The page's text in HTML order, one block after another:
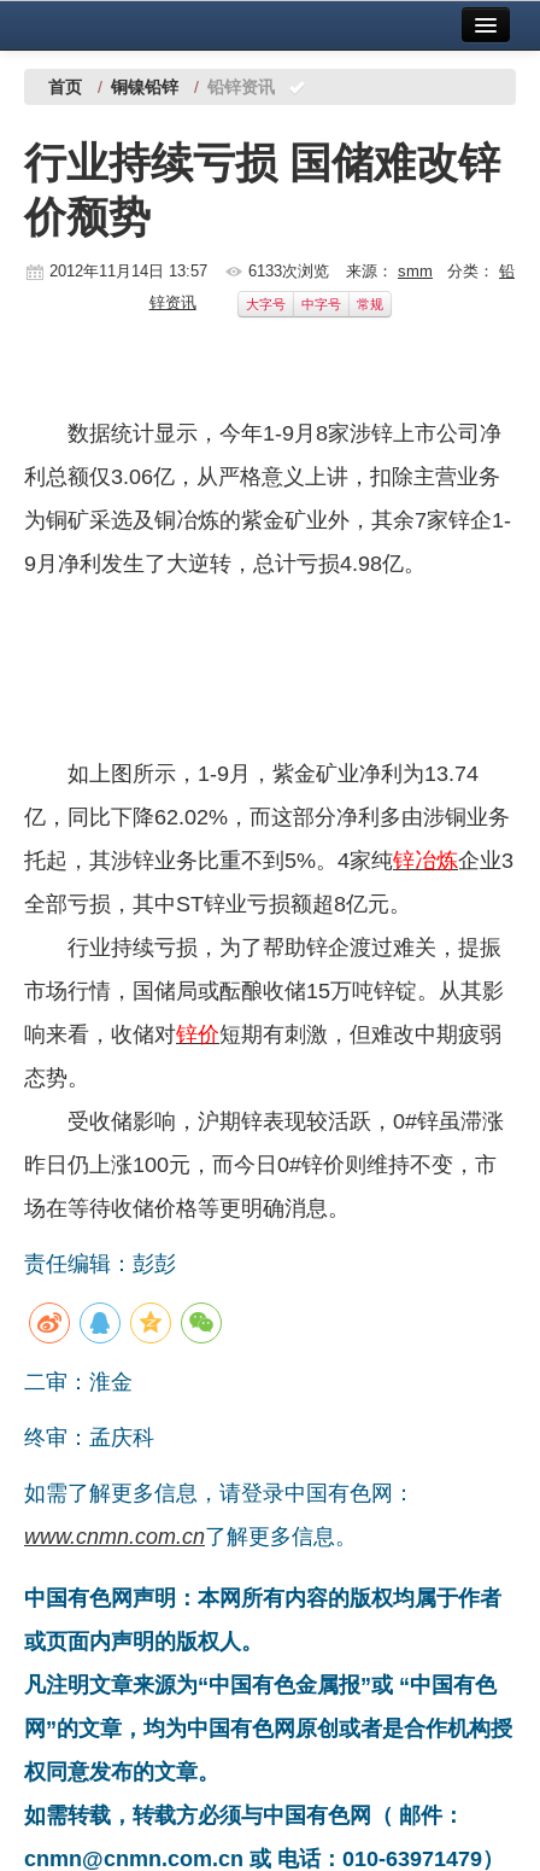
中国有色金属报社主办 广告服务
铜镍铅锌
铝
稀有稀土
镁钛
地矿 建设
党建工作
企业文化
首页 / 铜镍铅锌 / 铅锌资讯
行业持续亏损 国储难改锌
价颓势
2012年11月14日 13:57 6133次浏览 来源： smm 分类： 铅
锌资讯
大字号 中字号 常规
数据统计显示，今年1-9月8家涉锌上市公司净
利总额仅3.06亿，从严格意义上讲，扣除主营业务
为铜矿采选及铜冶炼的紫金矿业外，其余7家锌企1-
9月净利发生了大逆转，总计亏损4.98亿。
如上图所示，1-9月，紫金矿业净利为13.74
亿，同比下降62.02%，而这部分净利多由涉铜业务
托起，其涉锌业务比重不到5%。4家纯锌冶炼企业3
全部亏损，其中ST锌业亏损额超8亿元。
行业持续亏损，为了帮助锌企渡过难关，提振
市场行情，国储局或酝酿收储15万吨锌锭。从其影
响来看，收储对锌价短期有刺激，但难改中期疲弱
态势。
受收储影响，沪期锌表现较活跃，0#锌虽滞涨
昨日仍上涨100元，而今日0#锌价则维持不变，市
场在等待收储价格等更明确消息。
责任编辑：彭彭
二审：淮金
终审：孟庆科
如需了解更多信息，请登录中国有色网：
www.cnmn.com.cn了解更多信息。
中国有色网声明：本网所有内容的版权均属于作者
或页面内声明的版权人。
凡注明文章来源为“中国有色金属报”或 “中国有色
网”的文章，均为中国有色网原创或者是合作机构授
权同意发布的文章。
如需转载，转载方必须与中国有色网（ 邮件：
cnmn@cnmn.com.cn 或 电话：010-63971479）